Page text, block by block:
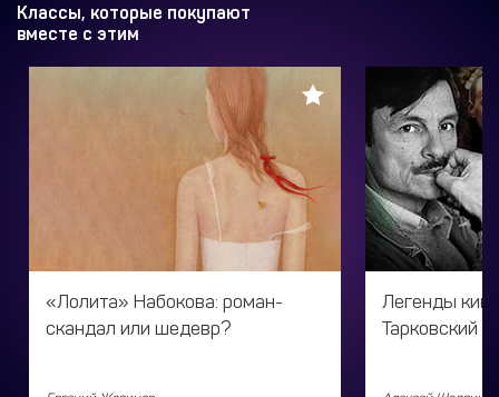
Классы, которые покупают
вместе с этим
«Лолита» Набокова: роман-
скандал или шедевр?
Легенды
Тарковский